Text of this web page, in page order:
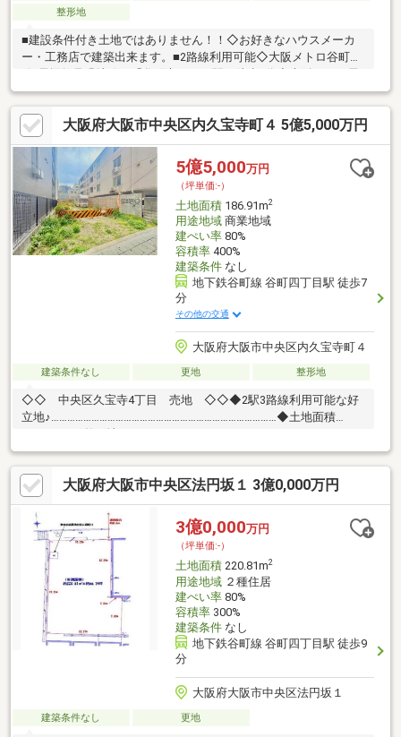
整形地
■建設条件付き土地ではありません！！◇お好きなハウスメーカ
ー・工務店で建築出来ます。■2路線利用可能◇大阪メトロ谷町
堀鶴見緑地線「松屋町」駅 徒歩7分■土地面接：公簿282.73㎡(約
85.5坪)■有効面積：約74.8坪■接道状況：西側/公道/幅員約3.6m■
間口：約10.6m■更地渡し■ライフインフォメーション◇ライフ空
堀店・・・徒歩3分(約204m)◇セブンイレブン大阪谷町7丁目
店・・・徒歩3分(約215m)◇スギドラッグ瓦町店・・・徒歩6分
(約458m)
大阪府大阪市中央区内久宝寺町４ 5億5,000万円
5億5,000万円
（坪単価:-）
土地面積186.91m2
用途地域商業地域
建ぺい率80%
容積率400%
建築条件なし
地下鉄谷町線 谷町四丁目駅 徒歩7
分
その他の交通
大阪府大阪市中央区内久宝寺町４
建築条件なし 更地 整形地
◇◇ 中央区久宝寺4丁目 売地 ◇◇◆2駅3路線利用可能な好
立地♪…………………………………………………………………………◆土地面積
◆建蔽率80％ 容積率400％
………………………………………………………………………… 前面道路も広く、多
彩な用途にて検討可能です♪■建築条件なし ■戸建ての他、ビル
等も検討可能です♪…………………………………………………………………………
大阪府大阪市中央区法円坂１ 3億0,000万円
3億0,000万円
（坪単価:-）
土地面積220.81m2
用途地域２種住居
建ぺい率80%
容積率300%
建築条件なし
地下鉄谷町線 谷町四丁目駅 徒歩9
分
大阪府大阪市中央区法円坂１
建築条件なし 更地